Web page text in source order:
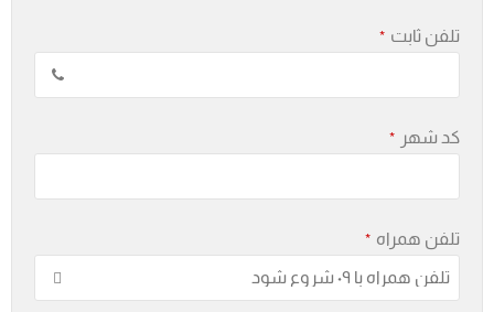
تلفن ثابت *
کد شهر *
تلفن همراه *